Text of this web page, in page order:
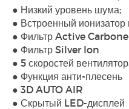
● Низкий уровень шума;
● Встроенный ионизатор
● Фильтр Active Carbone
● Фильтр Silver Ion
● 5 скоростей
● Функция анти-плесень
● 3D AUTO AIR
● Скрытый LED-дисплей